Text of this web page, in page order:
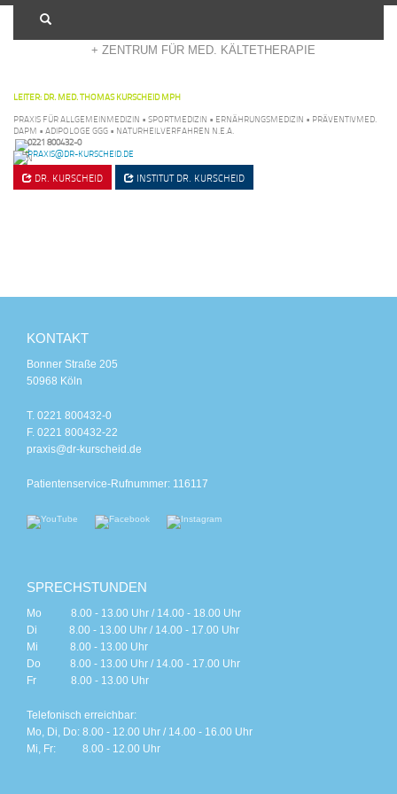
+ ZENTRUM FÜR MED. KÄLTETHERAPIE
LEITER: DR. MED. THOMAS KURSCHEID MPH
PRAXIS FÜR ALLGEMEINMEDIZIN • SPORTMEDIZIN • ERNÄHRUNGSMEDIZIN • PRÄVENTIVMED.
DAPM • ADIPOLOGE GGG • NATURHEILVERFAHREN N.E.A.
0221 800432-0
PRAXIS@DR-KURSCHEID.DE
DR. KURSCHEID INSTITUT DR. KURSCHEID
KONTAKT
Bonner Straße 205
50968 Köln
T. 0221 800432-0
F. 0221 800432-22
praxis@dr-kurscheid.de
Patientenservice-Rufnummer: 116117
SPRECHSTUNDEN
Mo 8.00 - 13.00 Uhr / 14.00 - 18.00 Uhr
Di 8.00 - 13.00 Uhr / 14.00 - 17.00 Uhr
Mi 8.00 - 13.00 Uhr
Do 8.00 - 13.00 Uhr / 14.00 - 17.00 Uhr
Fr 8.00 - 13.00 Uhr
Telefonisch erreichbar:
Mo, Di, Do: 8.00 - 12.00 Uhr / 14.00 - 16.00 Uhr
Mi, Fr: 8.00 - 12.00 Uhr